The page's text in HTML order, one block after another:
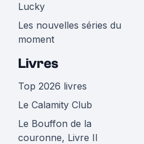
Lucky
Les nouvelles séries du
moment
Livres
Top 2026 livres
Le Calamity Club
Le Bouffon de la
couronne, Livre II